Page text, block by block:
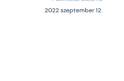
2022 szeptember 12.